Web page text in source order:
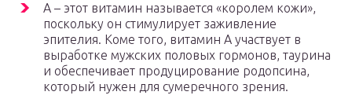
А – этот витамин называется «королем кожи»,
поскольку он стимулирует заживление
эпителия. Коме того, витамин А участвует в
выработке мужских половых гормонов, таурина
и обеспечивает продуцирование родопсина,
который нужен для сумеречного зрения.